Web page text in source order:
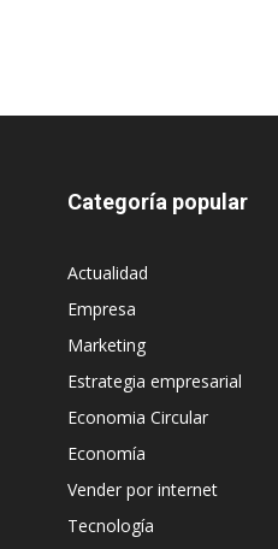
Categoría popular
Actualidad
Empresa
Marketing
Estrategia empresarial
Economia Circular
Economía
Vender por internet
Tecnología